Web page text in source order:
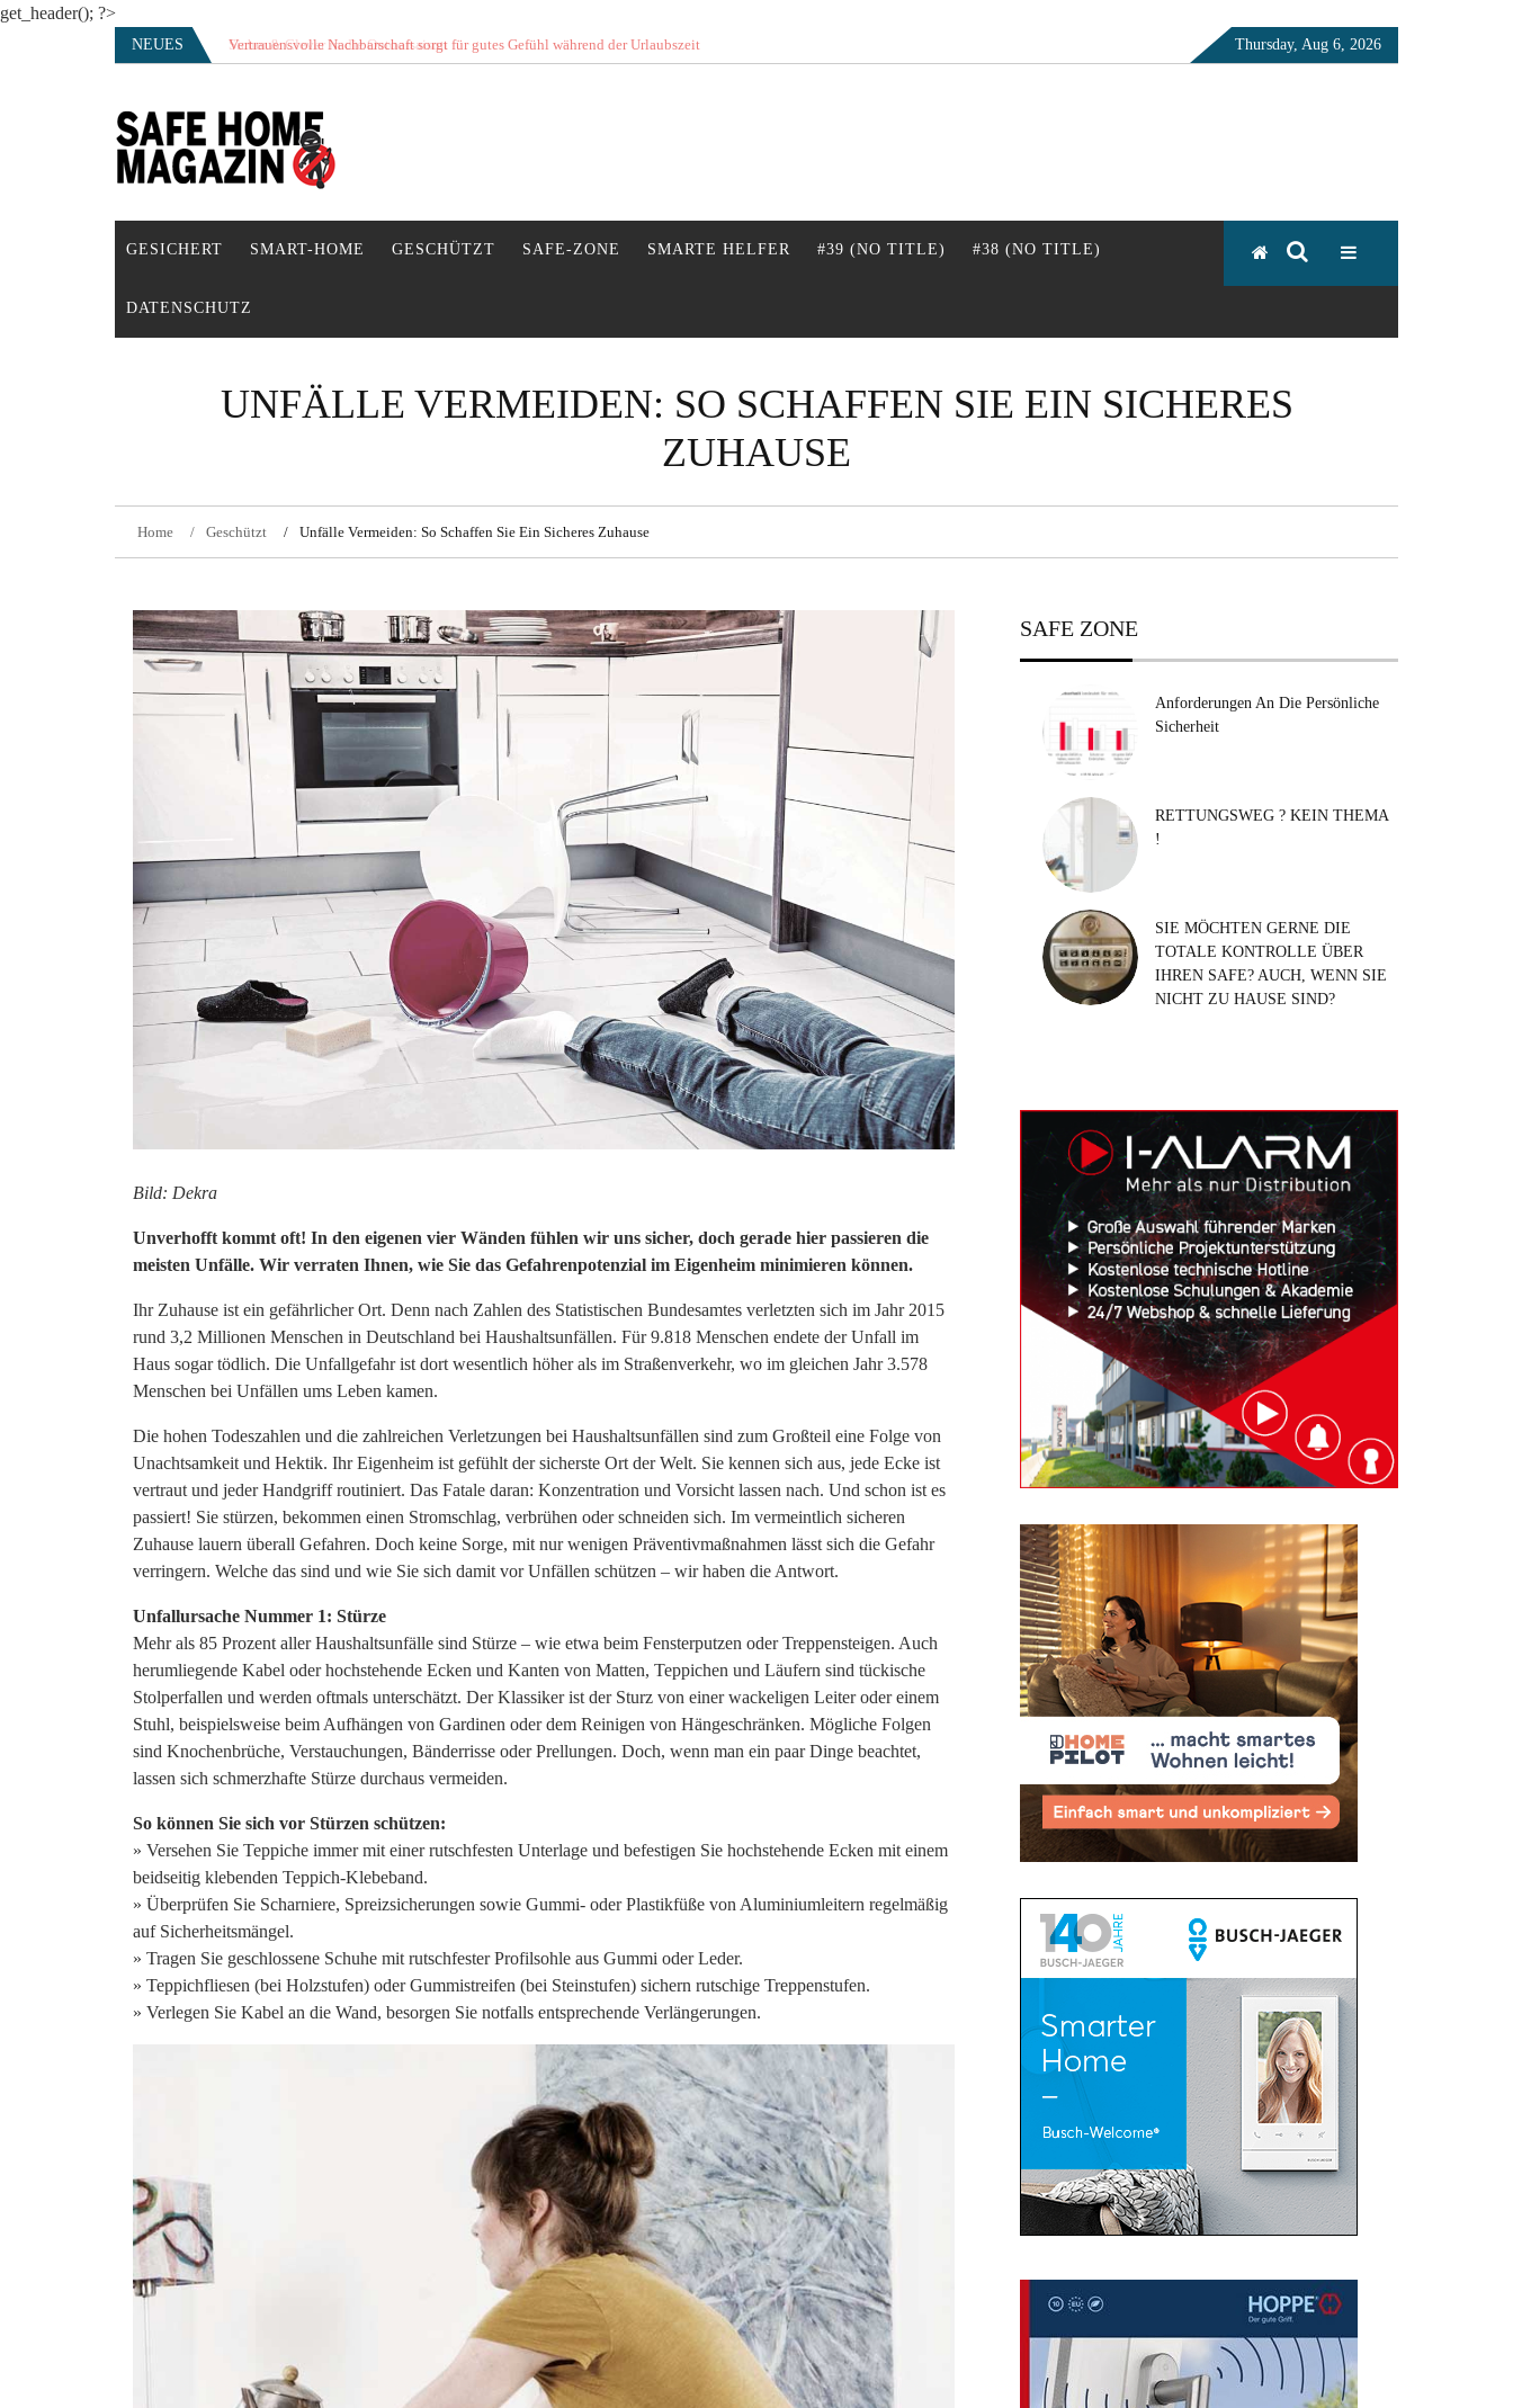
get_header(); ?>
NEUES Vertrauensvolle Nachbarschaft sorgt für gutes Gefühl während der Urlaubszeit Thursday, Aug 6, 2026
SAFE HOME Magazin
Sicherlich sicher ich
GESICHERT SMART-HOME GESCHÜTZT SAFE-ZONE SMARTE HELFER #39 (NO TITLE) #38 (NO TITLE)
DATENSCHUTZ
UNFÄLLE VERMEIDEN: SO SCHAFFEN SIE EIN SICHERES
ZUHAUSE
Home Geschützt Unfälle Vermeiden: So Schaffen Sie Ein Sicheres Zuhause
Bild: Dekra
Unverhofft kommt oft! In den eigenen vier Wänden fühlen wir uns sicher, doch gerade hier passieren die
meisten Unfälle. Wir verraten Ihnen, wie Sie das Gefahrenpotenzial im Eigenheim minimieren können.
Ihr Zuhause ist ein gefährlicher Ort. Denn nach Zahlen des Statistischen Bundesamtes verletzten sich im Jahr 2015
rund 3,2 Millionen Menschen in Deutschland bei Haushaltsunfällen. Für 9.818 Menschen endete der Unfall im
Haus sogar tödlich. Die Unfallgefahr ist dort wesentlich höher als im Straßenverkehr, wo im gleichen Jahr 3.578
Menschen bei Unfällen ums Leben kamen.
Die hohen Todeszahlen und die zahlreichen Verletzungen bei Haushaltsunfällen sind zum Großteil eine Folge von
Unachtsamkeit und Hektik. Ihr Eigenheim ist gefühlt der sicherste Ort der Welt. Sie kennen sich aus, jede Ecke ist
vertraut und jeder Handgriff routiniert. Das Fatale daran: Konzentration und Vorsicht lassen nach. Und schon ist es
passiert! Sie stürzen, bekommen einen Stromschlag, verbrühen oder schneiden sich. Im vermeintlich sicheren
Zuhause lauern überall Gefahren. Doch keine Sorge, mit nur wenigen Präventivmaßnahmen lässt sich die Gefahr
verringern. Welche das sind und wie Sie sich damit vor Unfällen schützen – wir haben die Antwort.
Unfallursache Nummer 1: Stürze
Mehr als 85 Prozent aller Haushaltsunfälle sind Stürze – wie etwa beim Fensterputzen oder Treppensteigen. Auch
herumliegende Kabel oder hochstehende Ecken und Kanten von Matten, Teppichen und Läufern sind tückische
Stolperfallen und werden oftmals unterschätzt. Der Klassiker ist der Sturz von einer wackeligen Leiter oder einem
Stuhl, beispielsweise beim Aufhängen von Gardinen oder dem Reinigen von Hängeschränken. Mögliche Folgen
sind Knochenbrüche, Verstauchungen, Bänderrisse oder Prellungen. Doch, wenn man ein paar Dinge beachtet,
lassen sich schmerzhafte Stürze durchaus vermeiden.
So können Sie sich vor Stürzen schützen:
» Versehen Sie Teppiche immer mit einer rutschfesten Unterlage und befestigen Sie hochstehende Ecken mit einem
beidseitig klebenden Teppich-Klebeband.
» Überprüfen Sie Scharniere, Spreizsicherungen sowie Gummi- oder Plastikfüße von Aluminiumleitern regelmäßig
auf Sicherheitsmängel.
» Tragen Sie geschlossene Schuhe mit rutschfester Profilsohle aus Gummi oder Leder.
» Teppichfliesen (bei Holzstufen) oder Gummistreifen (bei Steinstufen) sichern rutschige Treppenstufen.
» Verlegen Sie Kabel an die Wand, besorgen Sie notfalls entsprechende Verlängerungen.
SAFE ZONE
Anforderungen An Die Persönliche
Sicherheit
RETTUNGSWEG ? KEIN THEMA
!
SIE MÖCHTEN GERNE DIE
TOTALE KONTROLLE ÜBER
IHREN SAFE? AUCH, WENN SIE
NICHT ZU HAUSE SIND?